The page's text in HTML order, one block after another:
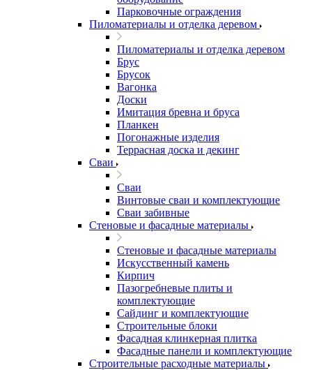
Парковочные ограждения
Пиломатериалы и отделка деревом
Пиломатериалы и отделка деревом
Брус
Брусок
Вагонка
Доски
Имитация бревна и бруса
Планкен
Погонажные изделия
Террасная доска и декинг
Сваи
Сваи
Винтовые сваи и комплектующие
Сваи забивные
Стеновые и фасадные материалы
Стеновые и фасадные материалы
Искусственный камень
Кирпич
Пазогребневые плиты и
комплектующие
Сайдинг и комплектующие
Строительные блоки
Фасадная клинкерная плитка
Фасадные панели и комплектующие
Строительные расходные материалы